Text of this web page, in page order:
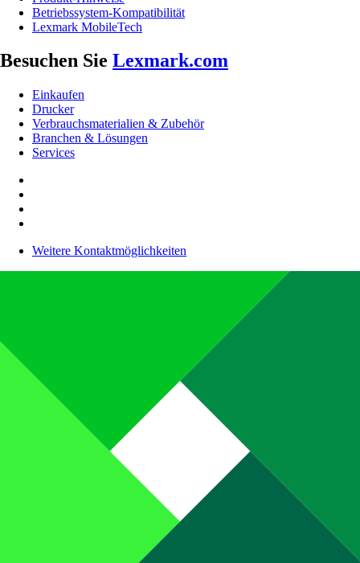
Betriebssystem-Kompatibilität
Lexmark MobileTech
Besuchen Sie Lexmark.com
Einkaufen
Drucker
Verbrauchsmaterialien & Zubehör
Branchen & Lösungen
Services
Weitere Kontaktmöglichkeiten